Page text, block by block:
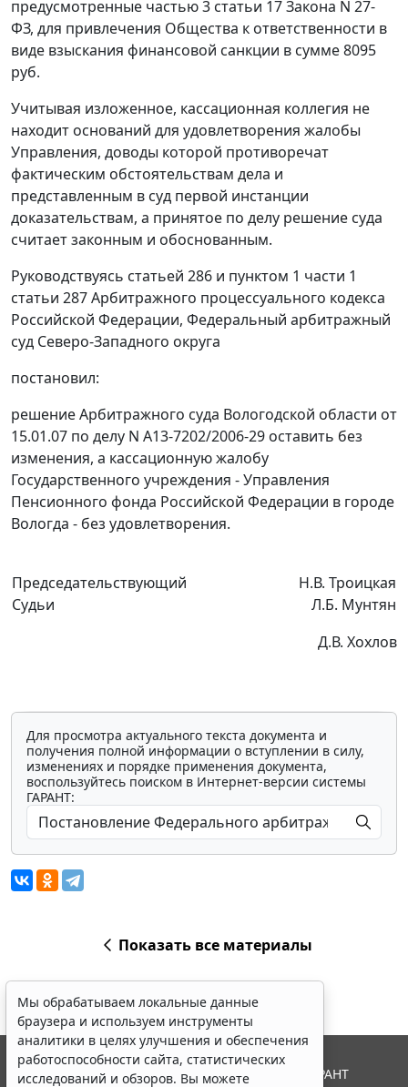
предусмотренные частью 3 статьи 17Закона N 27-
ФЗ, для привлечения Общества к ответственности в
виде взыскания финансовой санкции в сумме 8095
руб.
Учитывая изложенное, кассационная коллегия не
находит оснований для удовлетворения жалобы
Управления, доводы которой противоречат
фактическим обстоятельствам дела и
представленным в суд первой инстанции
доказательствам, а принятое по делу решение суда
считает законным и обоснованным.
Руководствуясь статьей 286 и пунктом 1 части 1
статьи 287Арбитражного процессуального кодекса
Российской Федерации, Федеральный арбитражный
суд Северо-Западного округа
постановил:
решение Арбитражного суда Вологодской области от
15.01.07 по делу N А13-7202/2006-29 оставить без
изменения, а кассационную жалобу
Государственного учреждения - Управления
Пенсионного фонда Российской Федерации в городе
Вологда - без удовлетворения.
Председательствующий
Судьи
Н.В. Троицкая
Л.Б. Мунтян
Д.В. Хохлов
Для просмотра актуального текста документа и
получения полной информации о вступлении в силу,
изменениях и порядке применения документа,
воспользуйтесь поиском в Интернет-версии системы
ГАРАНТ:
Показать все материалы
Мы обрабатываем локальные данные
браузера и используем инструменты
аналитики в целях улучшения и обеспечения
работоспособности сайта, статистических
исследований и обзоров. Вы можете
© ООО "НПП "ГАРАНТ-СЕРВИС", 2026. Система ГАРАНТ